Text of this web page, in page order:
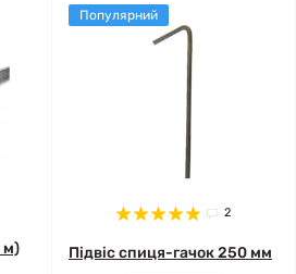
м)
Популярний
2
Підвіс спиця-гачок 250 мм